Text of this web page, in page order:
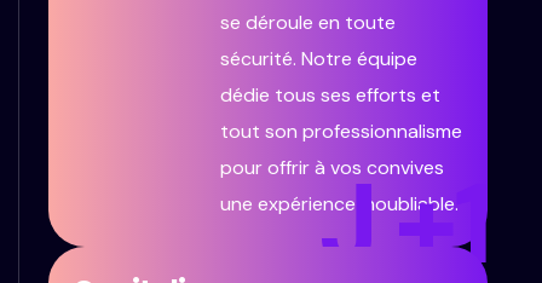
se déroule en toute
sécurité. Notre équipe
dédie tous ses efforts et
tout son professionnalisme
pour offrir à vos convives
une expérience inoubliable.
J +1